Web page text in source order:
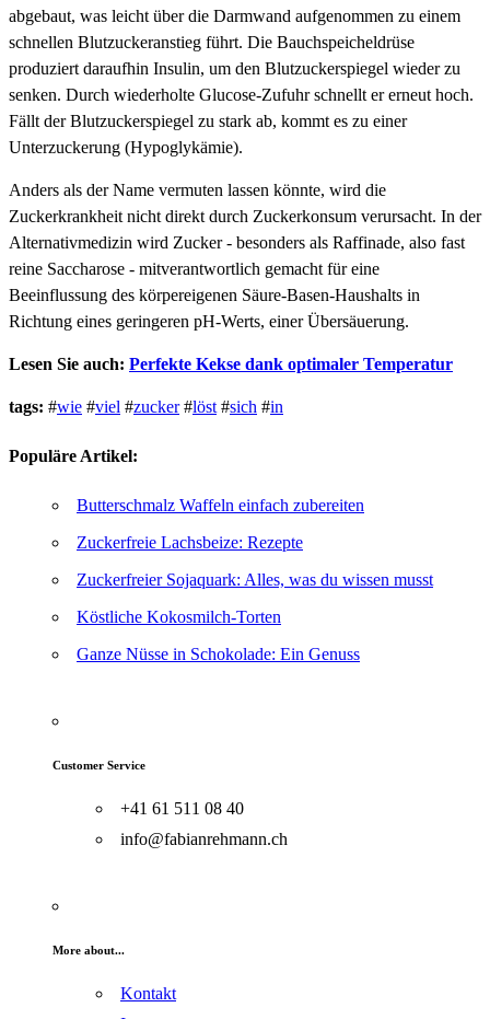
abgebaut, was leicht über die Darmwand aufgenommen zu einem
schnellen Blutzuckeranstieg führt. Die Bauchspeicheldrüse
produziert daraufhin Insulin, um den Blutzuckerspiegel wieder zu
senken. Durch wiederholte Glucose-Zufuhr schnellt er erneut hoch.
Fällt der Blutzuckerspiegel zu stark ab, kommt es zu einer
Unterzuckerung (Hypoglykämie).
Anders als der Name vermuten lassen könnte, wird die
Zuckerkrankheit nicht direkt durch Zuckerkonsum verursacht. In der
Alternativmedizin wird Zucker - besonders als Raffinade, also fast
reine Saccharose - mitverantwortlich gemacht für eine
Beeinflussung des körpereigenen Säure-Basen-Haushalts in
Richtung eines geringeren pH-Werts, einer Übersäuerung.
Lesen Sie auch: Perfekte Kekse dank optimaler Temperatur
tags: #wie #viel #zucker#löst #sich #in
Populäre Artikel:
Butterschmalz Waffeln einfach zubereiten
Zuckerfreie Lachsbeize: Rezepte
Zuckerfreier Sojaquark: Alles, was du wissen musst
Köstliche Kokosmilch-Torten
Ganze Nüsse in Schokolade: Ein Genuss
Customer Service
+41 61 511 08 40
info@fabianrehmann.ch
More about...
Kontakt